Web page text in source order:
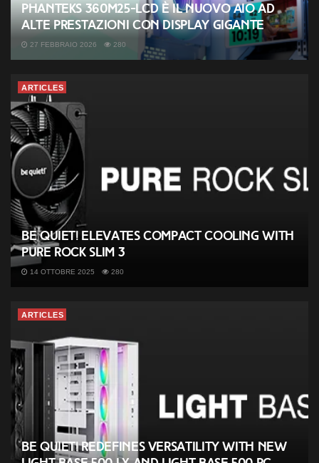
Phanteks 360M25-LCD è il nuovo AIO ad
alte prestazioni con display gigante
27 FEBBRAIO 2026 280
ARTICLES
be quiet! elevates compact cooling with
Pure Rock Slim 3
14 OTTOBRE 2025 280
ARTICLES
be quiet! redefines versatility with new